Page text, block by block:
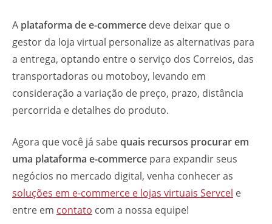
A plataforma de e-commerce deve deixar que o
gestor da loja virtual personalize as alternativas para
a entrega, optando entre o serviço dos Correios, das
transportadoras ou motoboy, levando em
consideração a variação de preço, prazo, distância
percorrida e detalhes do produto.
Agora que você já sabequais recursos procurar em
uma plataforma e-commerce para expandir seus
negócios no mercado digital, venha conhecer as
soluções em e-commerce e lojas virtuais Servcel e
entre em contato com a nossa equipe!